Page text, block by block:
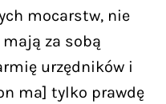
mocarstw, nie
mają za sobą
urzędników i
ma] tylko prawdę